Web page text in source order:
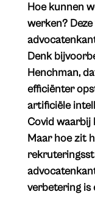
Hoe kunnen
werken?
Denk
Henchman,
efficiënter
artificiële
Covid
Maar hoe zit
verbetering is